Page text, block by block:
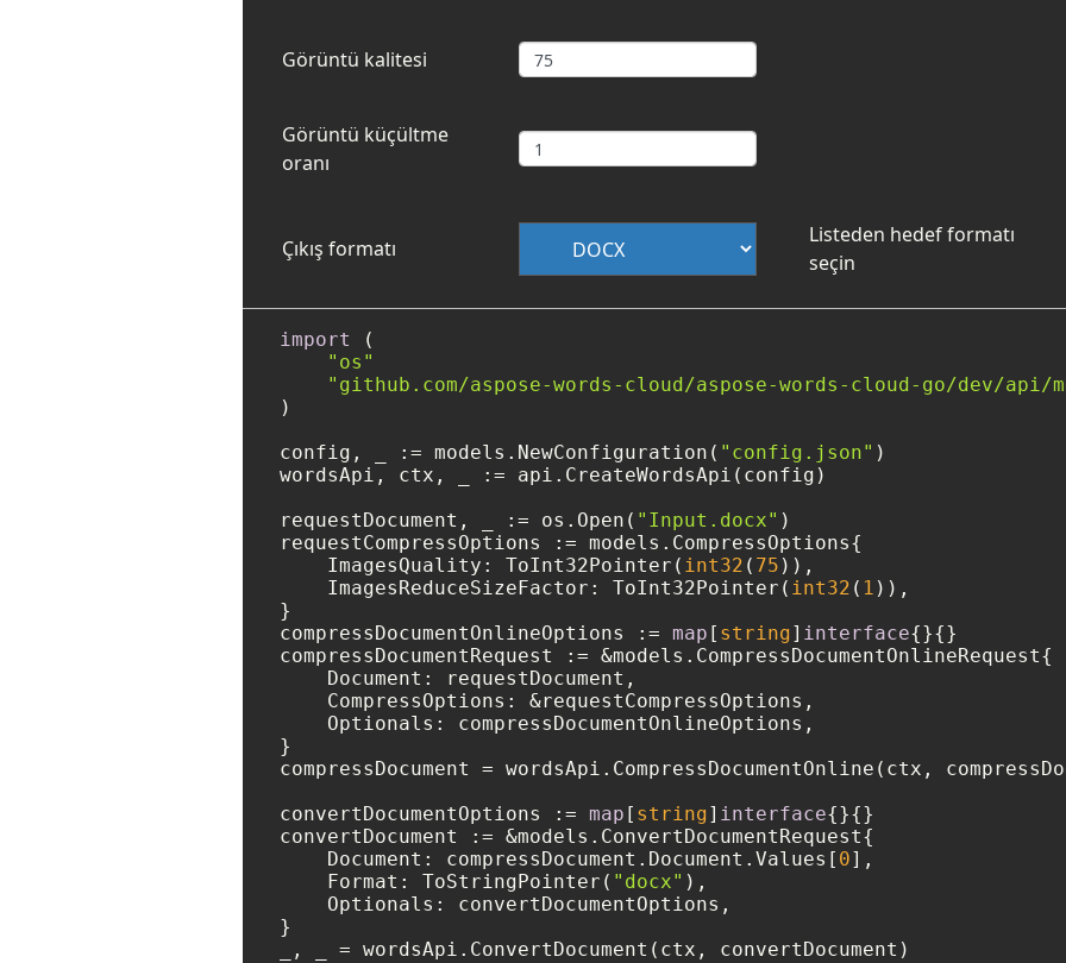
Görüntü kalitesi
Görüntü küçültme
oranı
Çıkış formatı
Listeden hedef formatı
seçin
import
(
"os"
"github.com/aspose-words-cloud/aspose-words-cloud-go/dev/api/
)
config, _ := models.NewConfiguration( "config.json" )
wordsApi, ctx, _ := api.CreateWordsApi(config)
requestDocument, _ := os.Open( "Input.docx" )
requestCompressOptions := models.CompressOptions{
    ImagesQuality: ToInt32Pointer(
int32 ( 75 )),
    ImagesReduceSizeFactor: ToInt32Pointer(
int32 ( 1 )),
}
compressDocumentOnlineOptions := map [ string] interface{}{}
compressDocumentRequest := &models.CompressDocumentOnlineRequest{
    Document: requestDocument,
    CompressOptions: &requestCompressOptions,
    Optionals: compressDocumentOnlineOptions,
}
compressDocument = wordsApi.CompressDocumentOnline(ctx,
convertDocumentOptions := map [ string] interface{}{}
convertDocument := &models.ConvertDocumentRequest{
    Document: compressDocument.Document.Values[
0],
    Format: ToStringPointer(
"docx" ),
    Optionals: convertDocumentOptions,
}
_, _ = wordsApi.ConvertDocument(ctx, convertDocument)